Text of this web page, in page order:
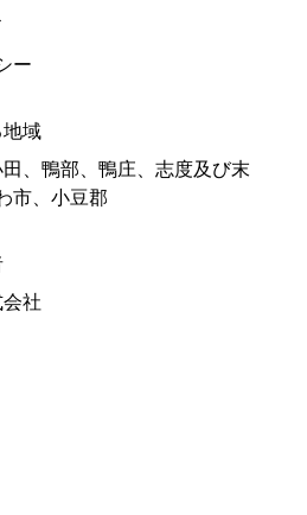
ー
域
、鴨部、鴨庄、志度及び末
市、小豆郡
社